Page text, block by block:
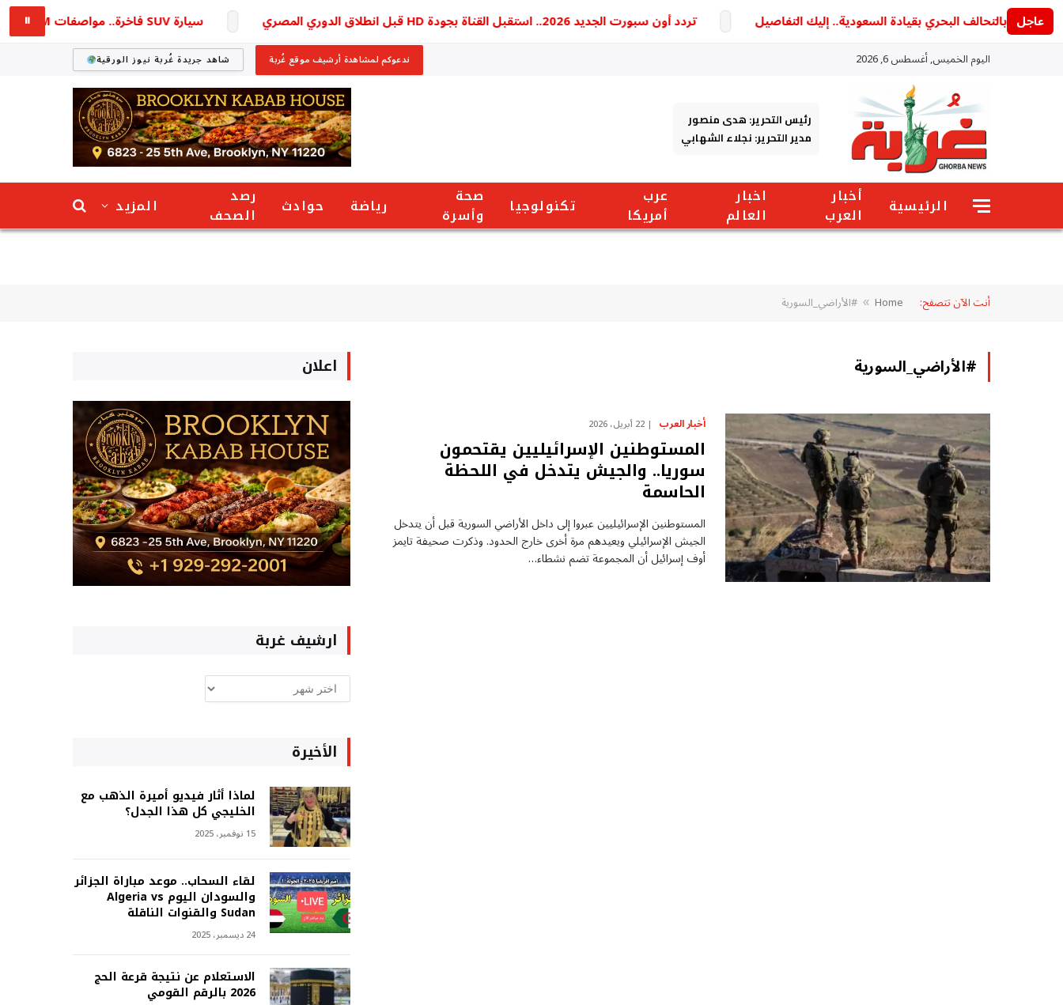
عاجل تردد أون سبورت الجديد 2026.. استقبل القناة بجودة HD قبل انطلاق الدوري المصري سيارة SUV فاخرة.. مواصفات KGM اكتيون 2026 في مصر ⏸
اليوم الخميس, أغسطس 6, 2026 ندعوكم لمشاهدة أرشيف موقع غُربة شاهد جريدة غُربة نيوز الورقية
رئيس التحرير: هدى منصور
مدير التحرير: نجلاء الشهابي
الرئيسية
أخبار
العرب
اخبار
العالم
عرب
أمريكا
تكنولوجيا
صحة
وأسرة
رياضة حوادث
رصد
الصحف
المزيد
أنت الآن تتصفح: Home
» #الأراضي_السورية
#الأراضي_السورية
أخبار العرب 22 أبريل، 2026
المستوطنين الإسرائيليين يقتحمون
سوريا.. والجيش يتدخل في اللحظة
الحاسمة
المستوطنين الإسرائيليين عبروا إلى داخل الأراضي السورية قبل أن يتدخل
الجيش الإسرائيلي ويعيدهم مرة أخرى خارج الحدود. وذكرت صحيفة تايمز
أوف إسرائيل أن المجموعة تضم نشطاء…
اعلان
ارشيف غربة
ارشيف
غربة
الأخيرة
لماذا أثار فيديو أميرة الذهب مع
الخليجي كل هذا الجدل؟
15 نوفمبر، 2025
لقاء السحاب.. موعد مباراة الجزائر
والسودان اليوم Algeria vs
Sudan والقنوات الناقلة
24 ديسمبر، 2025
الاستعلام عن نتيجة قرعة الحج
2026 بالرقم القومي